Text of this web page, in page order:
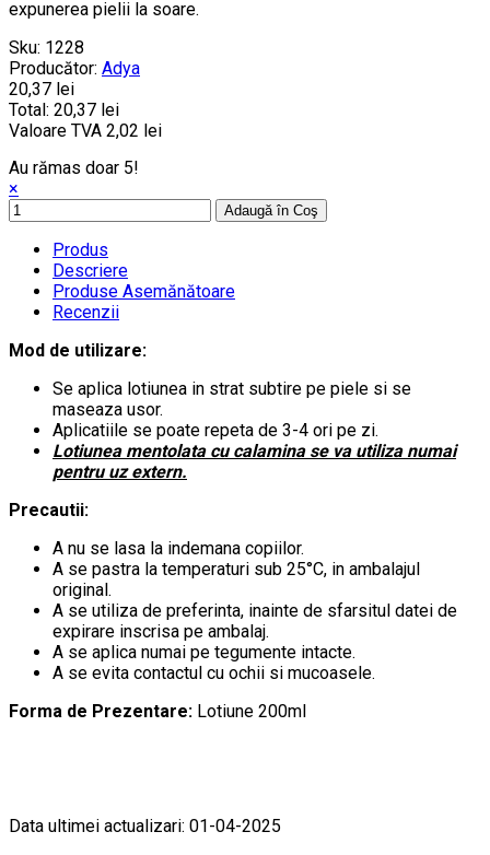
expunerea pielii la soare.
Sku: 1228
Producător: Adya
20,37 lei
Total: 20,37 lei
Valoare TVA 2,02 lei
Au rămas doar 5!
×
Adaugă în Coş
Produs
Descriere
Produse Asemănătoare
Recenzii
Mod de utilizare:
Se aplica lotiunea in strat subtire pe piele si se
maseaza usor.
Aplicatiile se poate repeta de 3-4 ori pe zi.
Lotiunea mentolata cu calamina se va utiliza numai
pentru uz extern.
Precautii:
A nu se lasa la indemana copiilor.
A se pastra la temperaturi sub 25°C, in ambalajul
original.
A se utiliza de preferinta, inainte de sfarsitul datei de
expirare inscrisa pe ambalaj.
A se aplica numai pe tegumente intacte.
A se evita contactul cu ochii si mucoasele.
Forma de Prezentare: Lotiune 200ml
Data ultimei actualizari: 01-04-2025